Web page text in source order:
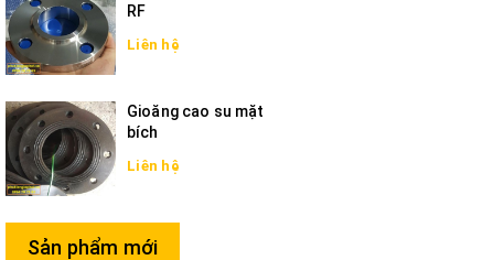
RF
Liên hệ
Gioăng cao su mặt
bích
Liên hệ
Sản phẩm mới